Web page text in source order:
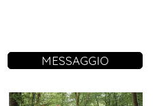
MESSAGGIO